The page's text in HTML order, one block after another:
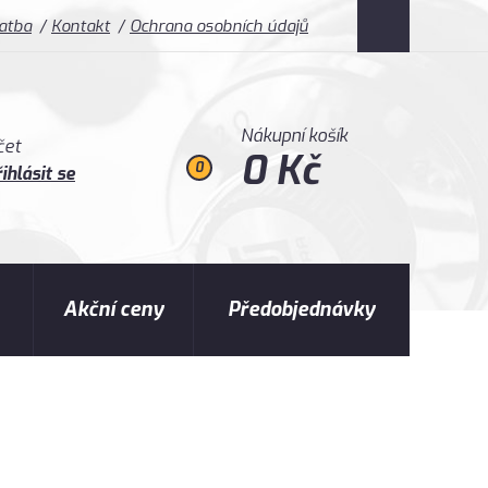
Kontakt Ochrana osobních údajů
se
0
Nákupní košík
0 Kč
Akční ceny Předobjednávky